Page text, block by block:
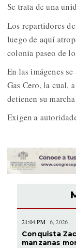
Se trata de una
Los repartidores
luego de aquí
colonia paseo de
En las imágenes
Gas Cero, la cual,
detienen su
Exigen a
21:04 PM 6, 2026
Conquista
manzanas